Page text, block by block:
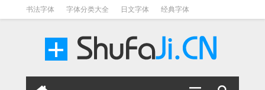
书法字体 字体分类大全 日文字体 经典字体